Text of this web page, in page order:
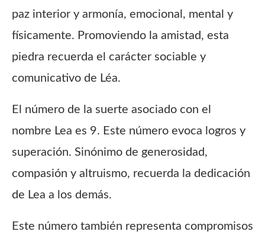
paz interior y armonía, emocional, mental y
físicamente. Promoviendo la amistad, esta
piedra recuerda el carácter sociable y
comunicativo de Léa.
El número de la suerte asociado con el
nombre Lea es 9. Este número evoca logros y
superación. Sinónimo de generosidad,
compasión y altruismo, recuerda la dedicación
de Lea a los demás.
Este número también representa compromisos